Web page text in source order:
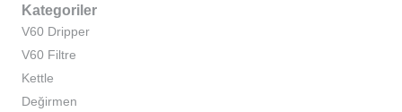
Kategoriler
V60 Dripper
V60 Filtre
Kettle
Değirmen